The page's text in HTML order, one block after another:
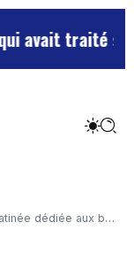
traité ses
du petit-déjeuner pour les seniors